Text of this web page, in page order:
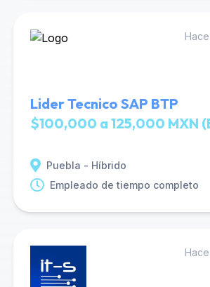
Lider Tecnico SAP BTP
$100,000 a 125,000 MXN
Puebla - Híbrido
Empleado de tiempo completo